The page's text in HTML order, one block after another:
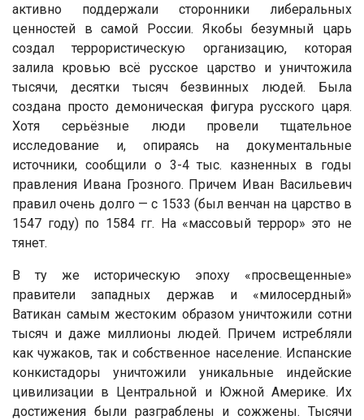
активно поддержали сторонники либеральных
ценностей в самой России. Якобы безумный царь
создал террористическую организацию, которая
залила кровью всё русское царство и уничтожила
тысячи, десятки тысяч безвинных людей. Была
создана просто демоническая фигура русского царя.
Хотя серьёзные люди провели тщательное
исследование и, опираясь на документальные
источники, сообщили о 3-4 тыс. казненных в годы
правления Ивана Грозного. Причем Иван Васильевич
правил очень долго — с 1533 (был венчан на царство в
1547 году) по 1584 гг. На «массовый террор» это не
тянет.
В ту же историческую эпоху «просвещенные»
правители западных держав и «милосердный»
Ватикан самым жестоким образом уничтожили сотни
тысяч и даже миллионы людей. Причем истребляли
как чужаков, так и собственное население. Испанские
конкистадоры уничтожили уникальные индейские
цивилизации в Центральной и Южной Америке. Их
достижения были разграблены и сожжены. Тысячи